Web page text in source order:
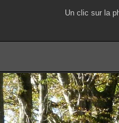
Un clic sur la